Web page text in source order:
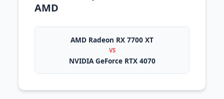
AMD
AMD Radeon RX 7700 XT
VS
NVIDIA GeForce RTX 4070